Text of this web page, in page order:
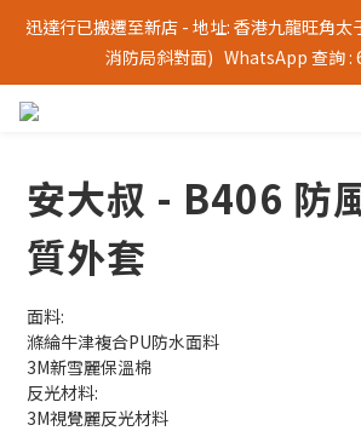
迅達行已搬遷至新店 - 地址: 香港九龍旺角太
消防局斜對面)   WhatsApp 查詢 :
安大叔 - B406 防
質外套
面料:
滌綸牛津複合PU防水面料
3M新雪麗保溫棉
反光材料:
3M視覺麗反光材料